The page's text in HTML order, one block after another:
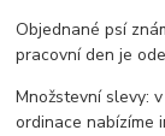
Objednané psí
pracovní den je
Množstevní slevy:
ordinace nabízíme